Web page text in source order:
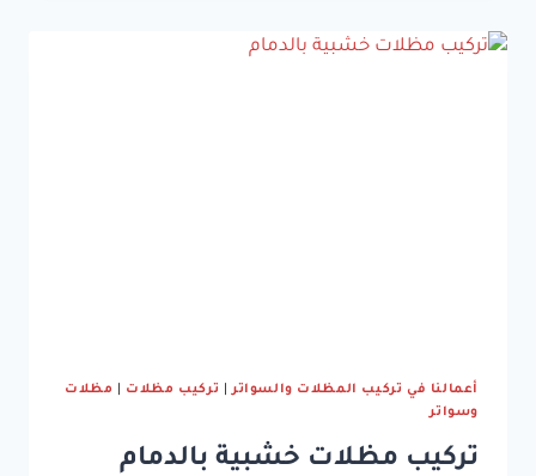
جوال:0533038309
أعمالنا في تركيب المظلات والسواتر| تركيب مظلات
مظلات
وسواتر
تركيب مظلات خشبية بالدمام